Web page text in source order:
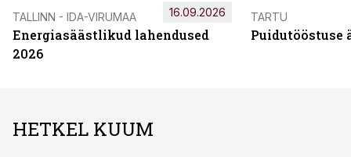
TALLINN - IDA-VIRUMAA
Energiasäästlikud lahendused
2026
16.09.2026 TARTU
Puidutööstuse
HETKEL KUUM